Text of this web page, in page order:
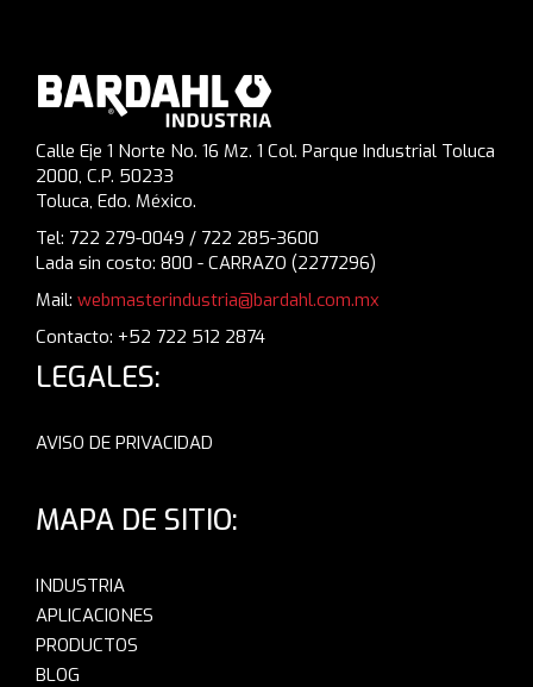
Calle Eje 1 Norte No. 16 Mz. 1 Col. Parque Industrial Toluca
2000, C.P. 50233
Toluca, Edo. México.
Tel: 722 279-0049 / 722 285-3600
Lada sin costo: 800 - CARRAZO (2277296)
Mail: webmasterindustria@bardahl.com.mx
Contacto: +52 722 512 2874
LEGALES:
AVISO DE PRIVACIDAD
MAPA DE SITIO:
INDUSTRIA
APLICACIONES
PRODUCTOS
BLOG